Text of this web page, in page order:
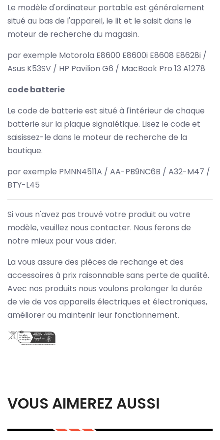
Le modèle d'ordinateur portable est généralement
situé au bas de l'appareil, le lit et le saisit dans le
moteur de recherche du magasin.
par exemple Motorola E8600 E8600i E8608 E8628i /
Asus K53SV / HP Pavilion G6 / MacBook Pro 13 A1278
code batterie
Le code de batterie est situé à l'intérieur de chaque
batterie sur la plaque signalétique. Lisez le code et
saisissez-le dans le moteur de recherche de la
boutique.
par exemple PMNN4511A / AA-PB9NC6B / A32-M47 /
BTY-L45
Si vous n'avez pas trouvé votre produit ou votre
modèle, veuillez nous contacter. Nous ferons de
notre mieux pour vous aider.
La vous assure des pièces de rechange et des
accessoires à prix raisonnable sans perte de qualité.
Avec nos produits nous voulons prolonger la durée
de vie de vos appareils électriques et électroniques,
améliorer ou maintenir leur fonctionnement.
VOUS AIMEREZ AUSSI